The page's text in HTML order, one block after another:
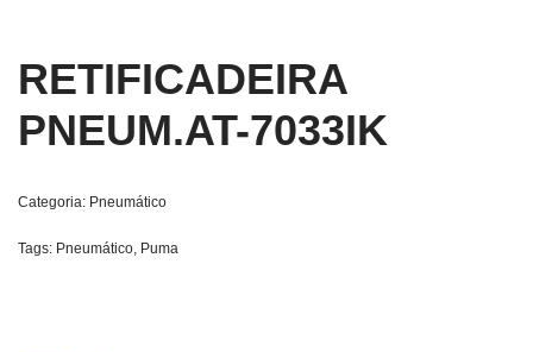
RETIFICADEIRA
PNEUM.AT-7033IK
Categoria: Pneumático
Tags: Pneumático, Puma